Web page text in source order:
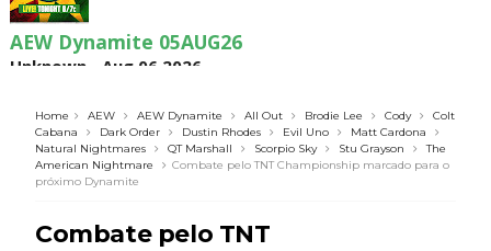
AEW Dynamite 05AUG26
Unknown Aug 06 2026
WWE NXT 04 Aug 2026
Unknown-Aug 05 2026
Home AEW AEW Dynamite All Out Brodie Lee Cody
Colt
Cabana
Dark Order Dustin Rhodes Evil Uno
Matt Cardona
Natural Nightmares
QT Marshall Scorpio Sky Stu Grayson
The
American Nightmare
Combate pelo TNT Championship marcado para o
próximo Dynamite
Combate pelo TNT